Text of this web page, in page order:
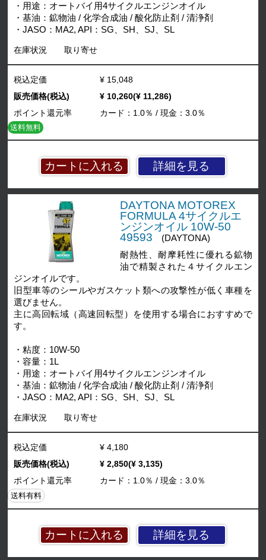
・用途：オートバイ用4サイクルエンジンオイル
・基油：鉱物油 / 化学合成油 / 酸化防止剤 / 清浄剤
・JASO：MA2, API：SG、SH、SJ、SL
在庫状況 取り寄せ
詳細を見る
税込定価
¥ 15,048
販売価格(税込)
¥ 10,260(¥ 11,286)
ポイント還元率
カード：1.0％ / 現金：3.0％
送料無料
DAYTONA MOTOREX
FORMULA 4サイクルエ
ンジンオイル 10W-50
49593
(DAYTONA)
耐熱性、耐摩耗性に優れる鉱物
油で精製された４サイクルエン
ジンオイルです。
旧型車等のシールやガスケット類への攻撃性が低く車種を
選びません。
主に高回転域（高速回転型）を使用する場合におすすめで
す。
・粘度：10W-50
・容量：1L
・用途：オートバイ用4サイクルエンジンオイル
・基油：鉱物油 / 化学合成油 / 酸化防止剤 / 清浄剤
・JASO：MA2, API：SG、SH、SJ、SL
在庫状況 取り寄せ
詳細を見る
税込定価
¥ 4,180
販売価格(税込)
¥ 2,850(¥ 3,135)
ポイント還元率
カード：1.0％ / 現金：3.0％
送料有料